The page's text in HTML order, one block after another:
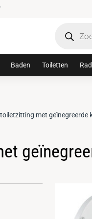
Baden Toiletten
met geïnegreerde